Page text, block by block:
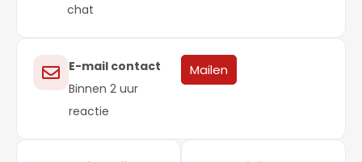
chat
E-mail contact
Binnen 2 uur
reactie
Mailen